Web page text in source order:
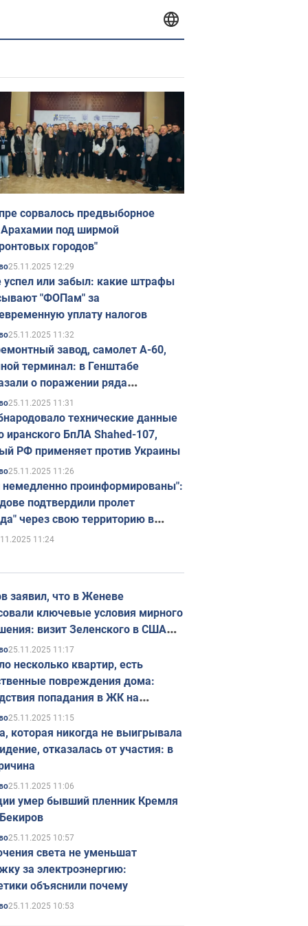
сорвалось предвыборное
Арахамии под ширмой
городов"
25.11.2025 12:29
успел или забыл: какие штрафы
"ФОПам" за
уплату налогов
25.11.2025 11:32
завод, самолет А-60,
терминал: в Генштабе
о поражении ряда
объектов России
25.11.2025 11:31
технические данные
иранского БпЛА Shahed-107,
РФ применяет против Украины
25.11.2025 11:26
проинформированы":
подтвердили пролет
через свою территорию в
11:24
заявил, что в Женеве
ключевые условия мирного
визит Зеленского в США
в ноябре
25.11.2025 11:17
несколько квартир, есть
повреждения дома:
попадания в ЖК на
в Киеве. Фото
25.11.2025 11:15
которая никогда не выигрывала
отказалась от участия: в
25.11.2025 11:06
умер бывший пленник Кремля
25.11.2025 10:57
света не уменьшат
за электроэнергию:
объяснили почему
25.11.2025 10:53